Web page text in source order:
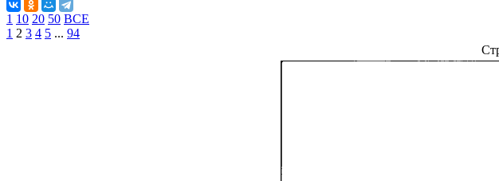
1 10 20 50 ВСЕ
1 2 3 4 5 ... 94